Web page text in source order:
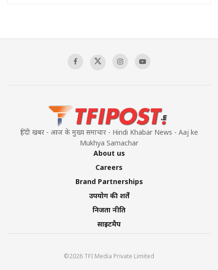
हिंदी खबर - आज के मुख्य समाचार - Hindi Khabar News - Aaj ke
Mukhya Samachar
About us
Careers
Brand Partnerships
उपयोग की शर्तें
निजता नीति
साइटमैप
©2026 TFI Media Private Limited